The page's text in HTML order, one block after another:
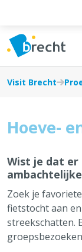
Visit Brecht
Hoeve-
Wist je dat er
Zoek je
fietstocht aan
streekschatten.